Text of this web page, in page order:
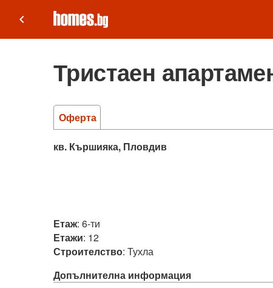
keyboard_arrow_left
Тристаен
Оферта
кв. Кършияка, Пловдив
Етаж: 6-ти
Етажи: 12
Строителство: Тухла
Допълнителна информация